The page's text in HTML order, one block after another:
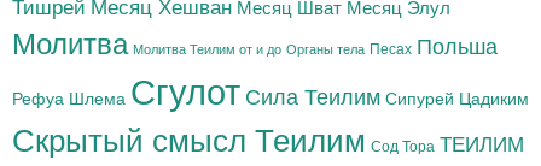
Тишрей Месяц Хешван Месяц Шват Месяц Элул
Молитва Молитва Теилим от и до Органы тела Песах Польша
Рефуа Шлема Сгулот Сила Теилим Сипурей Цадиким
Скрытый смысл Теилим Сод Тора ТЕИЛИМ